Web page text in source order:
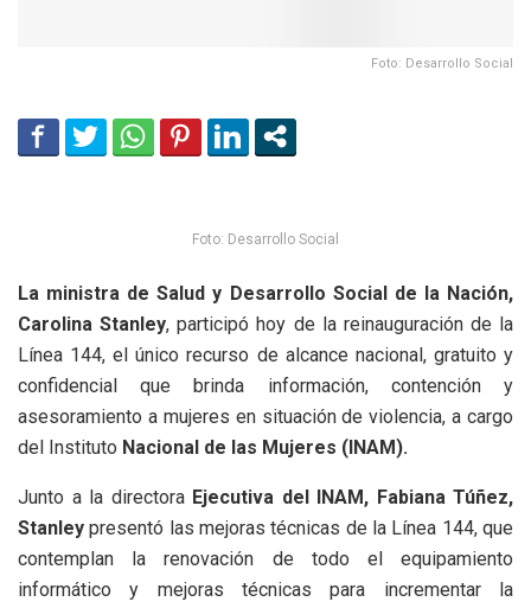
Foto: Desarrollo Social
Foto: Desarrollo Social
La ministra de Salud y Desarrollo Social de la Nación,
Carolina Stanley, participó hoy de la reinauguración de la
Línea 144, el único recurso de alcance nacional, gratuito y
confidencial que brinda información, contención y
asesoramiento a mujeres en situación de violencia, a cargo
del Instituto Nacional de las Mujeres (INAM).
Junto a la directoraEjecutiva del INAM, Fabiana Túñez,
Stanley presentó las mejoras técnicas de la Línea 144, que
contemplan la renovación de todo el equipamiento
informático y mejoras técnicas para incrementar la